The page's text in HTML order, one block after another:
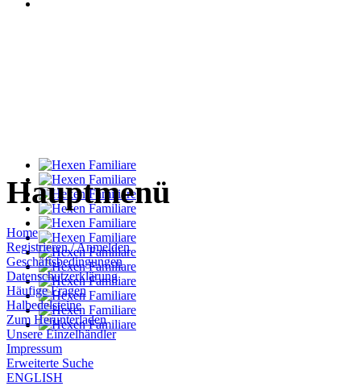
Hauptmenü
Home
Registrieren / Anmelden
Geschäftsbedingungen
Datenschutzerklärung
Häufige Fragen
Halbedelsteine
Zum Herunterladen
Unsere Einzelhändler
Impressum
Erweiterte Suche
ENGLISH